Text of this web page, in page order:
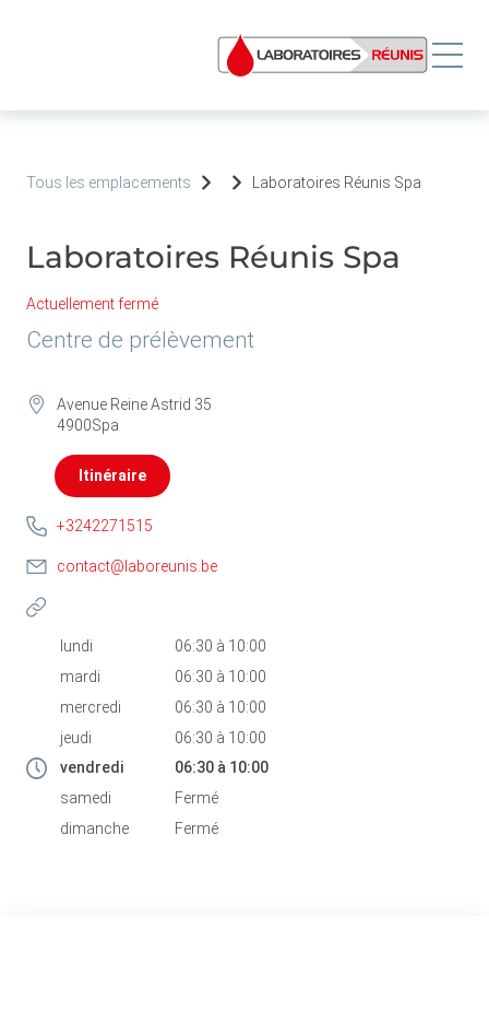
Tous les emplacements Laboratoires Réunis Spa
Laboratoires Réunis Spa
Actuellement fermé
Centre de prélèvement
Avenue Reine Astrid 35
4900Spa
Itinéraire
+3242271515
contact@laboreunis.be
lundi 06:30 à 10:00
mardi
06:30 à 10:00
mercredi
06:30 à 10:00
jeudi
06:30 à 10:00
vendredi
06:30à 10:00
samedi
Fermé
dimanche
Fermé